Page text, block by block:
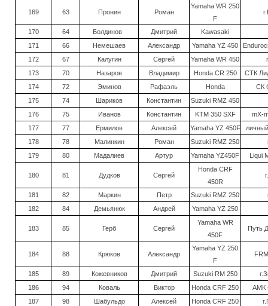
169 63 Пронин Роман
Yamaha WR 250
F
170 64 Болдинов Дмитрий
Kawasaki
171
66 Немешаев Александр Yamaha YZ 450
172
67 Калугин Сергей Yamaha WR 450
173
70 Назаров Владимир Honda CR 250
СТК
174
72 Эминов Рафаэль Honda
СК
175
74 Шариков Константин
Suzuki RMZ 450
176
75 Иванов Константин KTM 350 SXF
mX-
177
77 Ермилов Алексей Yamaha YZ 450F
178
78 Малинкин Роман Suzuki RMZ 250
179
80 Мадалиев Артур Yamaha YZ450F Liqui
180 81 Дудков Сергей
Honda CRF
450R
181 82 Маркин Петр Suzuki RMZ 250
182
84 Демьянюк Андрей Yamaha YZ 250
183 85 Герб Сергей
Yamaha WR
450F
Путь
184 88 Крюков Александр
Yamaha YZ 250
F
185 89 Кожевников Дмитрий Suzuki RM 250
186
94 Коваль Виктор Honda CRF 250
АМК
187
98 Шабульдо Алексей Honda CRF 250